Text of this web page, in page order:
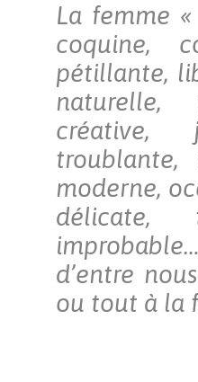
La femme
coquine,
pétillante,
naturelle,
créative,
troublante,
moderne,
délicate,
d’entre
ou tout à la